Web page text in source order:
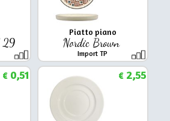
29
Piatto piano
Nordic Brown
Import TP
€0,51 €2,55